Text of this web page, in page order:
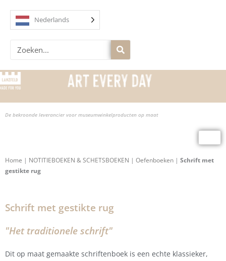
inhoud
Nederlands
Zoek
De bekroonde leverancier voor museumwinkelproducten op maat
Home | NOTITIEBOEKEN & SCHETSBOEKEN | Oefenboeken | Schrift met
gestikte rug
Schrift met gestikte rug
"Het traditionele schrift"
Dit op maat gemaakte schriftenboek is een echte klassieker,